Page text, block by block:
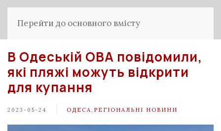
Перейти до основного вмісту
В Одеській ОВА повідомили,
які пляжі можуть відкрити
для купання
2023-05-24 ОДЕСА РЕГІОНАЛЬНІ НОВИНИ